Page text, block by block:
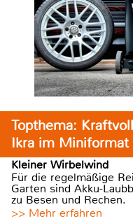
Topthema:
Ikra im Miniformat
Kleiner Wirbelwind
Für die regelmäßige
Garten sind Akku-
zu Besen und Rechen.
>> Mehr erfahren